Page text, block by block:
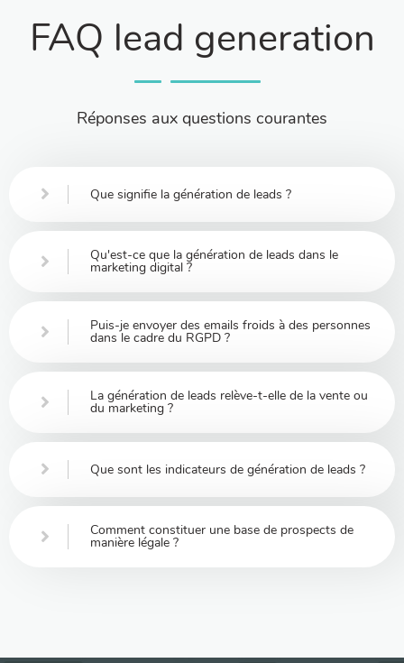
FAQ lead generation
Réponses aux questions courantes
Que signifie la génération de leads ?
Qu'est-ce que la génération de leads dans le
marketing digital ?
Puis-je envoyer des emails froids à des personnes
dans le cadre du RGPD ?
La génération de leads relève-t-elle de la vente ou
du marketing ?
Que sont les indicateurs de génération de leads ?
Comment constituer une base de prospects de
manière légale ?